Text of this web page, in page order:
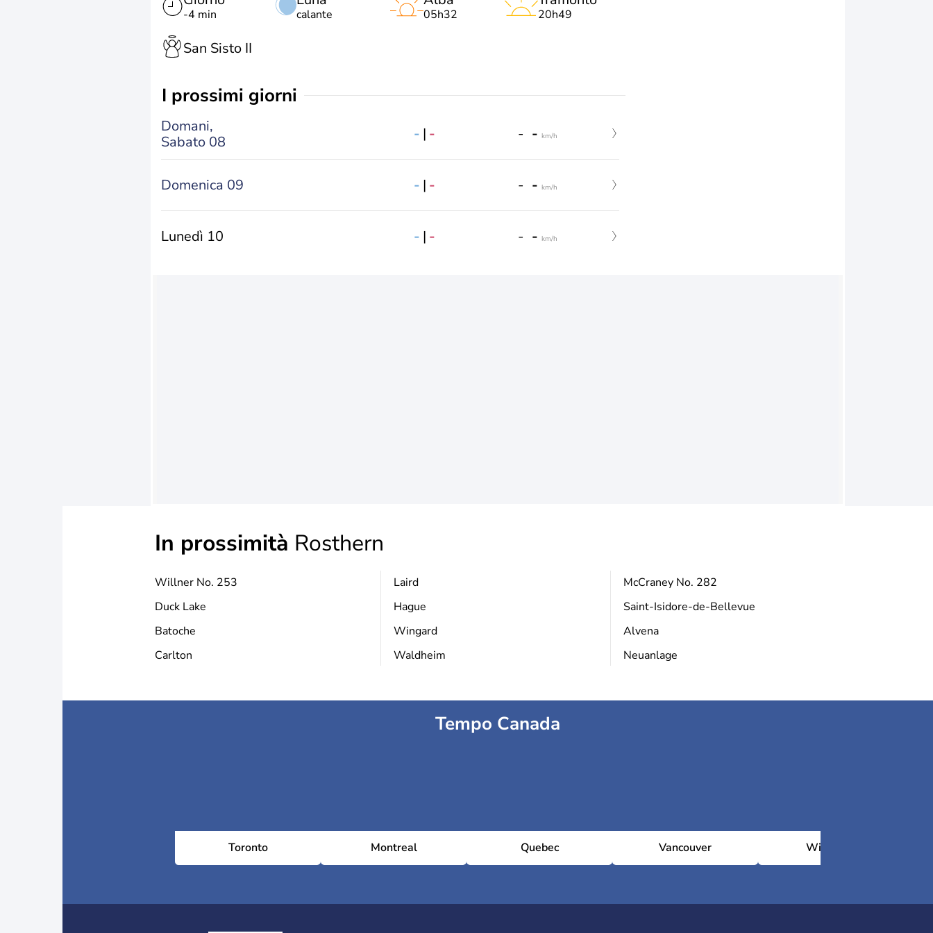
-4 min calante 05h32 20h49
San Sisto II
i prossimi giorni
Domani,
Sabato 08
- | - - - km/h
Domenica 09 - | - - - km/h
Lunedì 10 - | - - - km/h
In prossimità Rosthern
Willner No. 253
Duck Lake
Batoche
Carlton
Laird
Hague
Wingard
Waldheim
McCraney No. 282
Saint-Isidore-de-Bellevue
Alvena
Neuanlage
Tempo Canada
Toronto Montreal Quebec Vancouver Winnipeg